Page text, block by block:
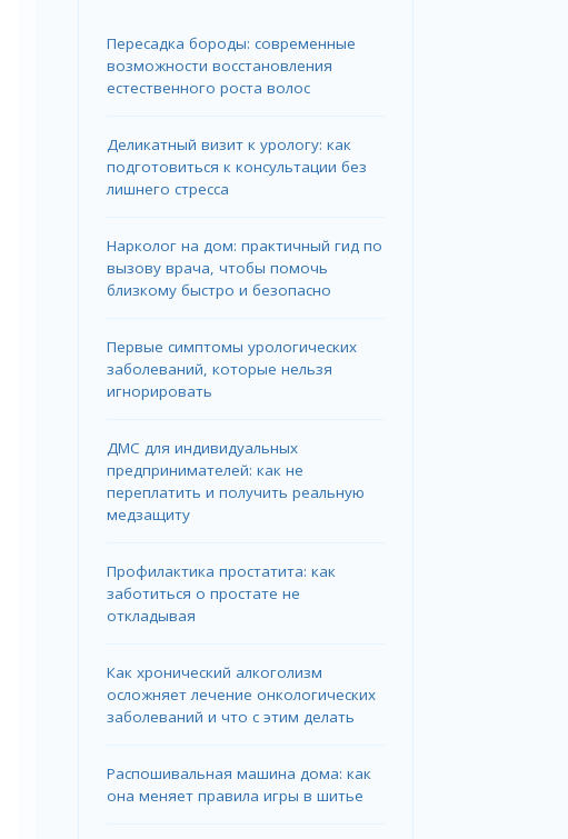
Пересадка бороды: современные
возможности восстановления
естественного роста волос
Деликатный визит к урологу: как
подготовиться к консультации без
лишнего стресса
Нарколог на дом: практичный гид по
вызову врача, чтобы помочь
близкому быстро и безопасно
Первые симптомы урологических
заболеваний, которые нельзя
игнорировать
ДМС для индивидуальных
предпринимателей: как не
переплатить и получить реальную
медзащиту
Профилактика простатита: как
заботиться о простате не
откладывая
Как хронический алкоголизм
осложняет лечение онкологических
заболеваний и что с этим делать
Распошивальная машина дома: как
она меняет правила игры в шитье